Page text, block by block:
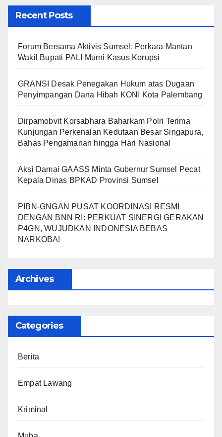
Recent Posts
Forum Bersama Aktivis Sumsel: Perkara Mantan
Wakil Bupati PALI Murni Kasus Korupsi
GRANSI Desak Penegakan Hukum atas Dugaan
Penyimpangan Dana Hibah KONI Kota Palembang
Dirpamobvit Korsabhara Baharkam Polri Terima
Kunjungan Perkenalan Kedutaan Besar Singapura,
Bahas Pengamanan hingga Hari Nasional
Aksi Damai GAASS Minta Gubernur Sumsel Pecat
Kepala Dinas BPKAD Provinsi Sumsel
PIBN-GNGAN PUSAT KOORDINASI RESMI
DENGAN BNN RI: PERKUAT SINERGI GERAKAN
P4GN, WUJUDKAN INDONESIA BEBAS
NARKOBA!
Archives
Categories
Berita
Empat Lawang
Kriminal